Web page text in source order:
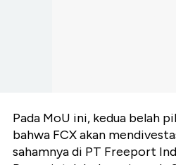
Pada MoU ini, kedua belah
bahwa FCX akan
sahamnya di PT Freeport